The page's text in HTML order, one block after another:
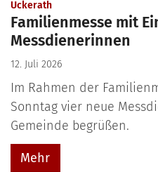
Uckerath:
Familienmesse mit
Messdienerinnen
12. Juli 2026
Im Rahmen der
Sonntag vier neue
Gemeinde begrüßen.
Mehr